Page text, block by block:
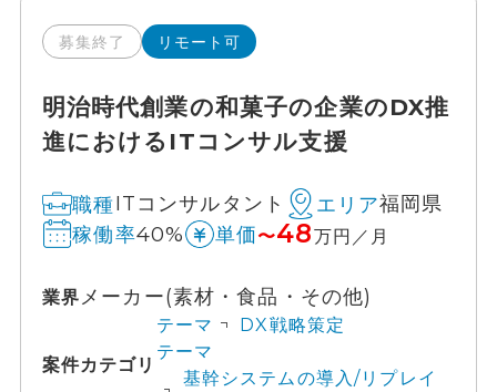
募集終了 リモート可
明治時代創業の和菓子の企業のDX推
進におけるITコンサル支援
職種ITコンサルタント エリア福岡県
稼働率40% 単価〜48万円／月
業界メーカー(素材・食品・その他)
案件カテゴリ
テーマ
DX戦略策定
テーマ
基幹システムの導入/リプレイ